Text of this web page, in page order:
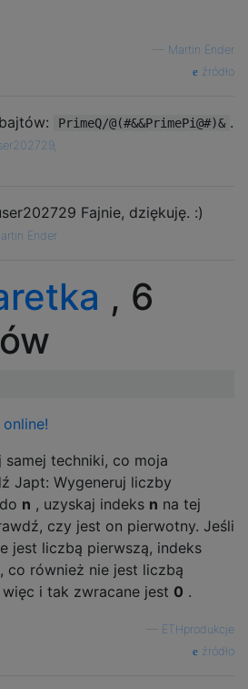
Martin Ender
źródło
PrimeQ/@(#&&PrimePi@#)& .
Fajnie, dziękuję. :)
Ender
, 6
samej techniki, co moja
Japt: Wygeneruj liczby
n , uzyskaj indeks n na tej
czy jest on pierwotny. Jeśli
jest liczbą pierwszą, indeks
, co również nie jest liczbą
i tak zwracane jest 0 .
ETHprodukcje
źródło